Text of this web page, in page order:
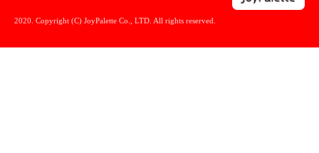
2020. Copyright (C) JoyPalette Co., LTD. All rights reserved.